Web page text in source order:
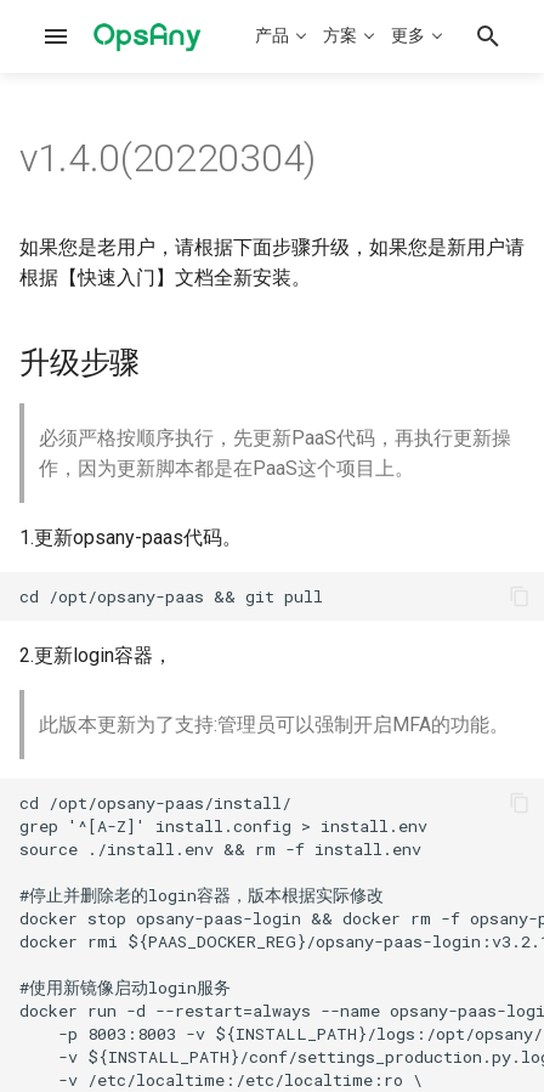
产品 方案 更多
部署文档概述
研发平台部署
离线部署手册
Kubernetes部署
基础监控集成
OpenClaw集成
OpsAny介绍
快速入门实践
CMDB建设实践
资源纳管实践
监控建设实践
可视化建设实践
DevOps建设实践
系统架构
访问架构
PaaS架构
SaaS架构
平台性能调优
开源工具集成
Kubernetes部署
Kubernetes管理
KubeVirt部署
概念问题
使用问题
OpsAny开发手册
作业平台脚本开发
资产采集插件开发
资产巡检插件开发
SaltStack SLS案例
Ansible Playbook案例
工作台
资源平台
管控平台
作业平台
基础监控
云管平台
流水线
持续部署
统一权限
升级步骤
Bug修复：
功能新增：
v1.4.0(20220304)
如果您是老用户，请根据下面步骤升级，如果您是新用户请
根据【快速入门】文档全新安装。
升级步骤
必须严格按顺序执行，先更新PaaS代码，再执行更新操
作，因为更新脚本都是在PaaS这个项目上。
1.更新opsany-paas代码。
2.更新login容器，
此版本更新为了支持:管理员可以强制开启MFA的功能。
cd /opt/opsany-paas/install/
grep '^[A-Z]' install.config > install.env
source ./install.env && rm -f install.env
#停止并删除老的login容器，版本根据实际修改
docker stop opsany-paas-login && docker rm -f opsany-
docker rmi ${PAAS_DOCKER_REG}/opsany-paas-
#使用新镜像启动login服务
docker run -d --restart=always --name opsany-paas-
-p 8003:8003 -v ${INSTALL_PATH}/logs:/opt/
-v ${INSTALL_PATH}/conf/
    -v /etc/localtime:/etc/localtime:ro \